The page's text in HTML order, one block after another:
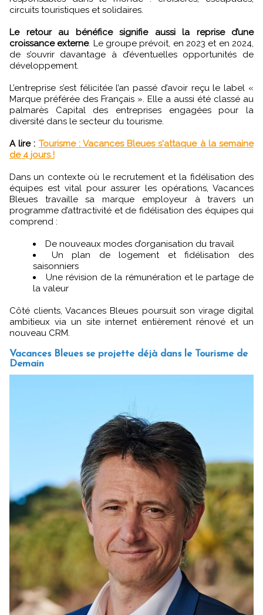
circuits touristiques et solidaires.
Le retour au bénéfice signifie aussi la reprise d’une
croissance externe. Le groupe prévoit, en 2023 et en 2024,
de s’ouvrir davantage à d’éventuelles opportunités de
développement.
L’entreprise s’est félicitée l’an passé d’avoir reçu le label «
Marque préférée des Français ». Elle a aussi été classé au
palmarès Capital des entreprises engagées pour la
diversité dans le secteur du tourisme.
A lire : Tourisme : Vacances Bleues s'attaque à la semaine
de 4 jours !
Dans un contexte où le recrutement et la fidélisation des
équipes est vital pour assurer les opérations, Vacances
Bleues travaille sa marque employeur à travers un
programme d’attractivité et de fidélisation des équipes qui
comprend :
De nouveaux modes d’organisation du travail
Un plan de logement et fidélisation des
saisonniers
Une révision de la rémunération et le partage de
la valeur
Côté clients, Vacances Bleues poursuit son virage digital
ambitieux via un site internet entièrement rénové et un
nouveau CRM.
Vacances Bleues se projette déjà dans le Tourisme de
Demain